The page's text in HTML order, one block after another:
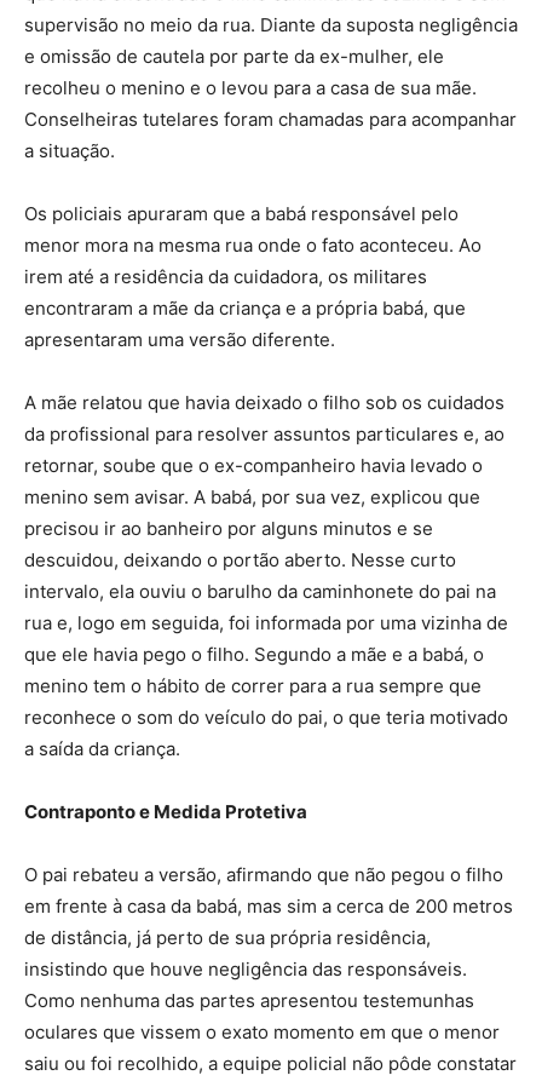
supervisão no meio da rua. Diante da suposta negligência
e omissão de cautela por parte da ex-mulher, ele
recolheu o menino e o levou para a casa de sua mãe.
Conselheiras tutelares foram chamadas para acompanhar
a situação.
Os policiais apuraram que a babá responsável pelo
menor mora na mesma rua onde o fato aconteceu. Ao
irem até a residência da cuidadora, os militares
encontraram a mãe da criança e a própria babá, que
apresentaram uma versão diferente.
A mãe relatou que havia deixado o filho sob os cuidados
da profissional para resolver assuntos particulares e, ao
retornar, soube que o ex-companheiro havia levado o
menino sem avisar. A babá, por sua vez, explicou que
precisou ir ao banheiro por alguns minutos e se
descuidou, deixando o portão aberto. Nesse curto
intervalo, ela ouviu o barulho da caminhonete do pai na
rua e, logo em seguida, foi informada por uma vizinha de
que ele havia pego o filho. Segundo a mãe e a babá, o
menino tem o hábito de correr para a rua sempre que
reconhece o som do veículo do pai, o que teria motivado
a saída da criança.
Contraponto e Medida Protetiva
O pai rebateu a versão, afirmando que não pegou o filho
em frente à casa da babá, mas sim a cerca de 200 metros
de distância, já perto de sua própria residência,
insistindo que houve negligência das responsáveis.
Como nenhuma das partes apresentou testemunhas
oculares que vissem o exato momento em que o menor
saiu ou foi recolhido, a equipe policial não pôde constatar